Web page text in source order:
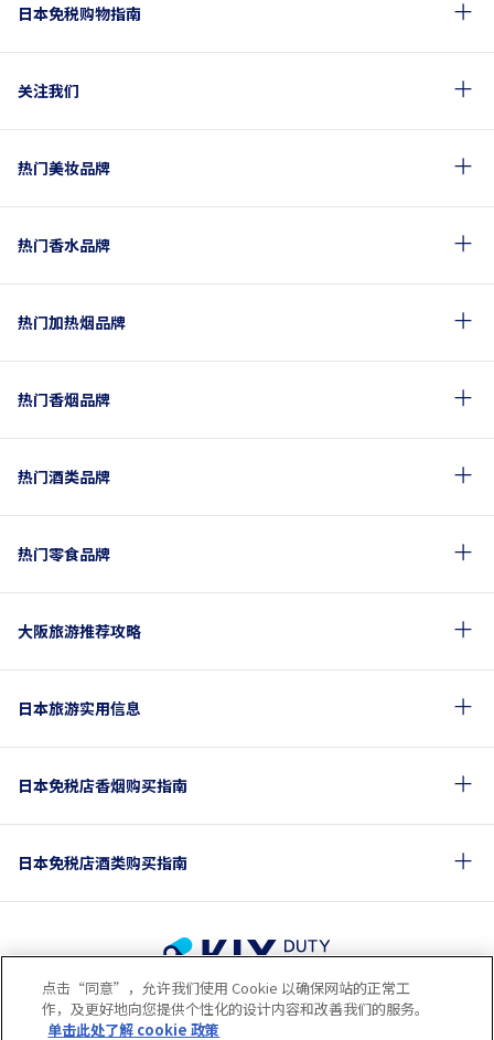
日本免税购物指南
关注我们
热门美妆品牌
热门香水品牌
热门加热烟品牌
热门香烟品牌
热门酒类品牌
热门零食品牌
大阪旅游推荐攻略
日本旅游实用信息
日本免税店香烟购买指南
日本免税店酒类购买指南
使用条款 隐私保护条款
Cookie政策
关于社交媒体使用规章
点击“同意”，允许我们使用 Cookie 以确保网站的正常工
作，及更好地向您提供个性化的设计内容和改善我们的服务。
单击此处了解 cookie 政策